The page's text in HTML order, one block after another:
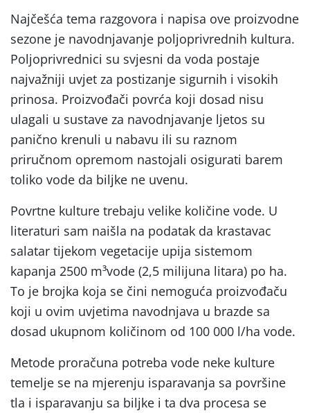
Najčešća tema razgovora i napisa ove proizvodne
sezone je navodnjavanje poljoprivrednih kultura.
Poljoprivrednici su svjesni da voda postaje
najvažniji uvjet za postizanje sigurnih i visokih
prinosa. Proizvođači povrća koji dosad nisu
ulagali u sustave za navodnjavanje ljetos su
panično krenuli u nabavu ili su raznom
priručnom opremom nastojali osigurati barem
toliko vode da biljke ne uvenu.
Povrtne kulture trebaju velike količine vode. U
literaturi sam naišla na podatak da krastavac
salatar tijekom vegetacije upija sistemom
kapanja 2500 m³vode (2,5 milijuna litara) po ha.
To je brojka koja se čini nemoguća proizvođaču
koji u ovim uvjetima navodnjava u brazde sa
dosad ukupnom količinom od 100 000 l/ha vode.
Metode proračuna potreba vode neke kulture
temelje se na mjerenju isparavanja sa površine
tla i isparavanju sa biljke i ta dva procesa se